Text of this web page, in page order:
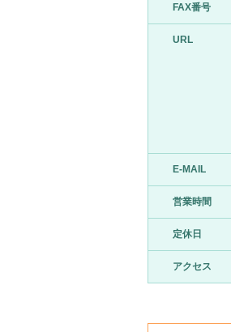
FAX番号
URL
E-MAIL
営業時間
定休日
アクセス